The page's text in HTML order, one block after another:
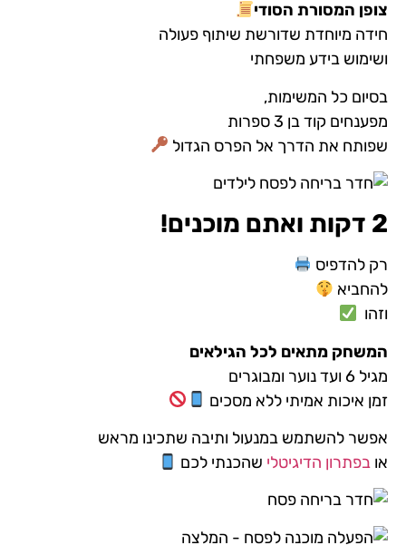
צופן המסורת הסודי
חידה מיוחדת שדורשת שיתוף פעולה
ושימוש בידע משפחתי
בסיום כל המשימות,
מפענחים קוד בן 3 ספרות
שפותח את הדרך אל הפרס הגדול
2 דקות ואתם מוכנים!
רק להדפיס
להחביא
וזהו
המשחק מתאים לכל הגילאים
מגיל 6 ועד נוער ומבוגרים
זמן איכות אמיתי ללא מסכים
אפשר להשתמש במנעול ותיבה שתכינו מראש
או בפתרון הדיגיטלי שהכנתי לכם